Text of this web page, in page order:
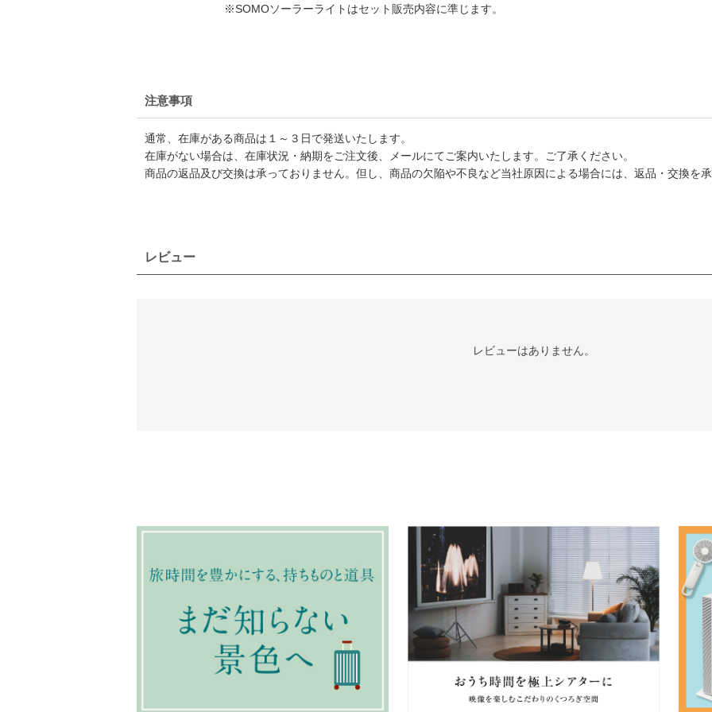
※SOMOソーラーライトはセット販売内容に準じます。
注意事項
通常、在庫がある商品は１～３日で発送いたします。
在庫がない場合は、在庫状況・納期をご注文後、メールにてご案内いたします。ご了承ください。
商品の返品及び交換は承っておりません。但し、商品の欠陥や不良など当社原因による場合には、返品・交換を
レビュー
レビューはありません。